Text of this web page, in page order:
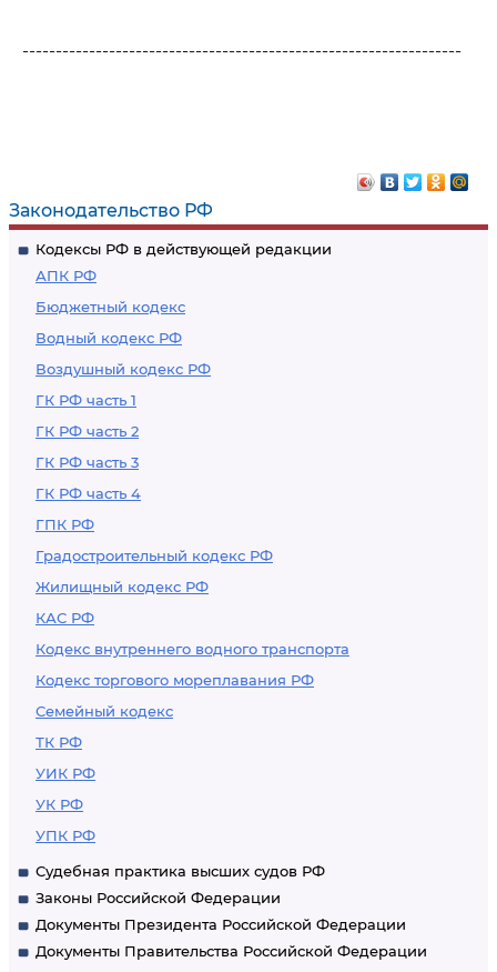
Законодательство РФ
Кодексы РФ в действующей редакции
АПК РФ
Бюджетный кодекс
Водный кодекс РФ
Воздушный кодекс РФ
ГК РФ часть 1
ГК РФ часть 2
ГК РФ часть 3
ГК РФ часть 4
ГПК РФ
Градостроительный кодекс РФ
Жилищный кодекс РФ
КАС РФ
Кодекс внутреннего водного транспорта
Кодекс торгового мореплавания РФ
Семейный кодекс
ТК РФ
УИК РФ
УК РФ
УПК РФ
Судебная практика высших судов РФ
Законы Российской Федерации
Документы Президента Российской Федерации
Документы Правительства Российской Федерации
------------------------------------------------------------------